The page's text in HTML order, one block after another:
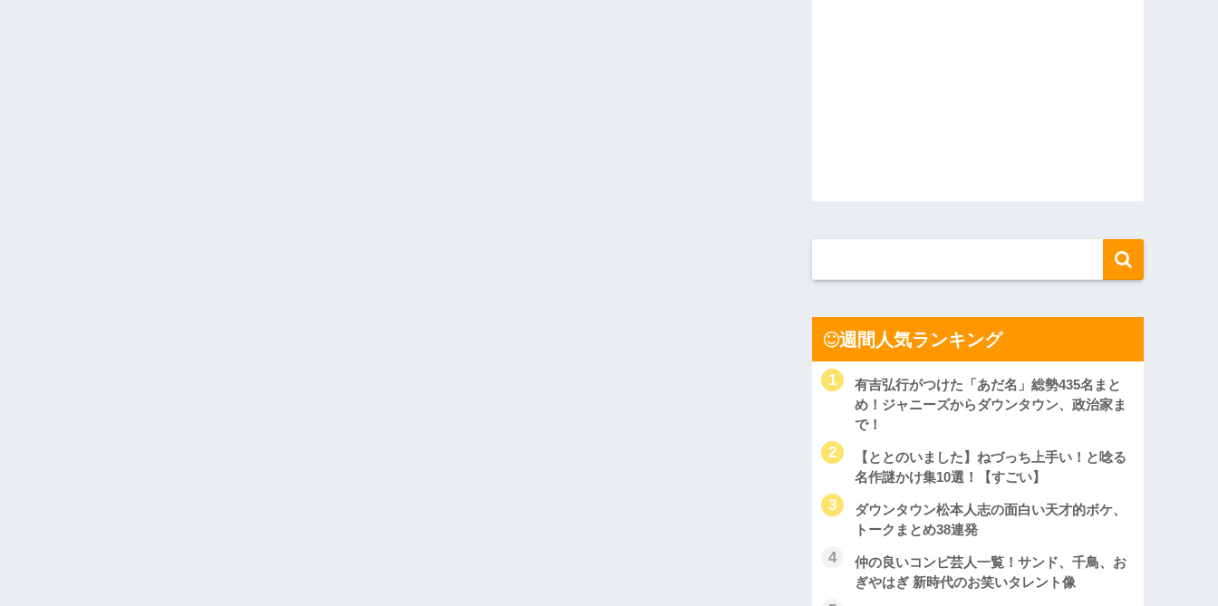
週間人気ランキング
有吉弘行がつけた「あだ名」総勢435名まと
め！ジャニーズからダウンタウン、政治家ま
で！
【ととのいました】ねづっち上手い！と唸る
名作謎かけ集10選！【すごい】
ダウンタウン松本人志の面白い天才的ボケ、
トークまとめ38連発
仲の良いコンビ芸人一覧！サンド、千鳥、お
ぎやはぎ 新時代のお笑いタレント像